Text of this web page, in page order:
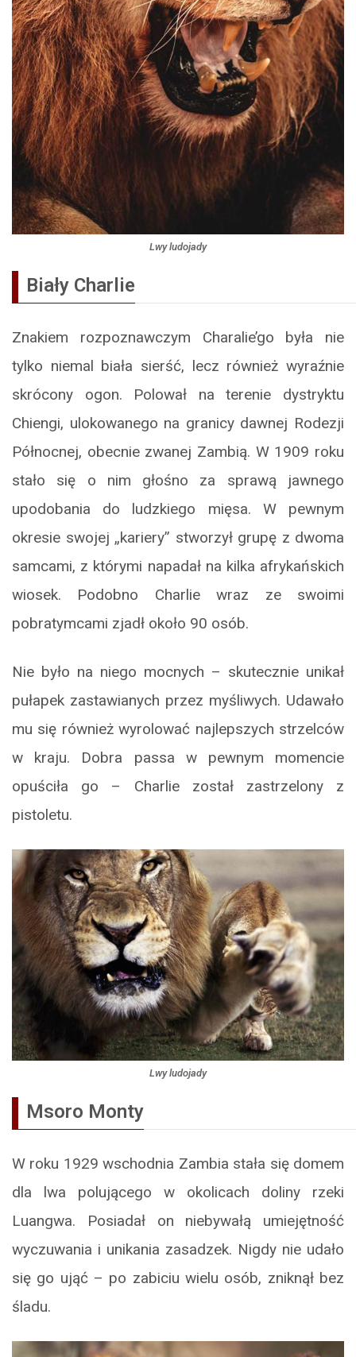
Lwy ludojady
Biały Charlie
Znakiem rozpoznawczym Charalie’go była nie
tylko niemal biała sierść, lecz również wyraźnie
skrócony ogon. Polował na terenie dystryktu
Chiengi, ulokowanego na granicy dawnej Rodezji
Północnej, obecnie zwanej Zambią. W 1909 roku
stało się o nim głośno za sprawą jawnego
upodobania do ludzkiego mięsa. W pewnym
okresie swojej „kariery” stworzył grupę z dwoma
samcami, z którymi napadał na kilka afrykańskich
wiosek. Podobno Charlie wraz ze swoimi
pobratymcami zjadł około 90 osób.
Nie było na niego mocnych – skutecznie unikał
pułapek zastawianych przez myśliwych. Udawało
mu się również wyrolować najlepszych strzelców
w kraju. Dobra passa w pewnym momencie
opuściła go – Charlie został zastrzelony z
pistoletu.
Lwy ludojady
Msoro Monty
W roku 1929 wschodnia Zambia stała się domem
dla lwa polującego w okolicach doliny rzeki
Luangwa. Posiadał on niebywałą umiejętność
wyczuwania i unikania zasadzek. Nigdy nie udało
się go ująć – po zabiciu wielu osób, zniknął bez
śladu.